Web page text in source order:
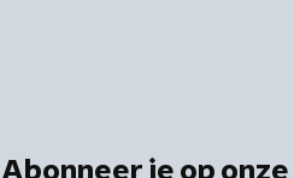
Abonneer je op